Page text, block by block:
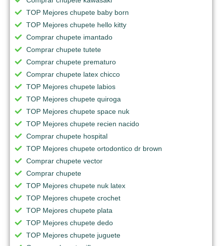
TOP Mejores chupete baby born
TOP Mejores chupete hello kitty
Comprar chupete imantado
Comprar chupete tutete
Comprar chupete prematuro
Comprar chupete latex chicco
TOP Mejores chupete labios
TOP Mejores chupete quiroga
TOP Mejores chupete space nuk
TOP Mejores chupete recien nacido
Comprar chupete hospital
TOP Mejores chupete ortodontico dr brown
Comprar chupete vector
Comprar chupete
TOP Mejores chupete nuk latex
TOP Mejores chupete crochet
TOP Mejores chupete plata
TOP Mejores chupete dedo
TOP Mejores chupete juguete